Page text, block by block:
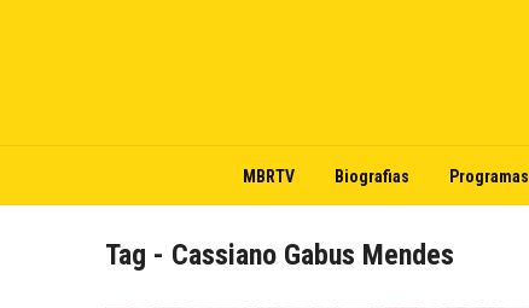
MBRTV Biografias Programas
Tag - Cassiano Gabus Mendes